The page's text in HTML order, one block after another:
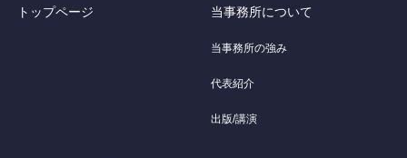
トップページ 当事務所について
当事務所の強み
代表紹介
出版/講演